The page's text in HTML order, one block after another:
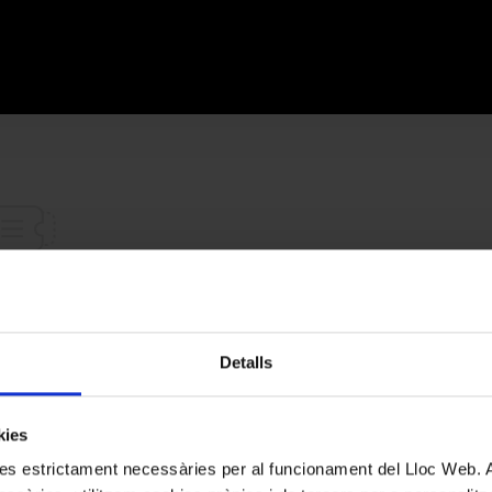
Detalls
estrictament necessàries per al funcionament del Lloc Web.
vacía.
comprando